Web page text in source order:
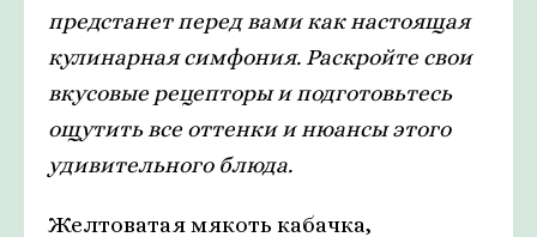
предстанет перед вами как настоящая
кулинарная симфония. Раскройте свои
вкусовые рецепторы и подготовьтесь
ощутить все оттенки и нюансы этого
удивительного блюда.
Желтоватая мякоть кабачка,